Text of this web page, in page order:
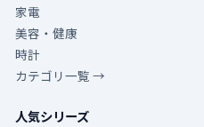
家電
美容・健康
時計
カテゴリ一覧 →
人気シリーズ